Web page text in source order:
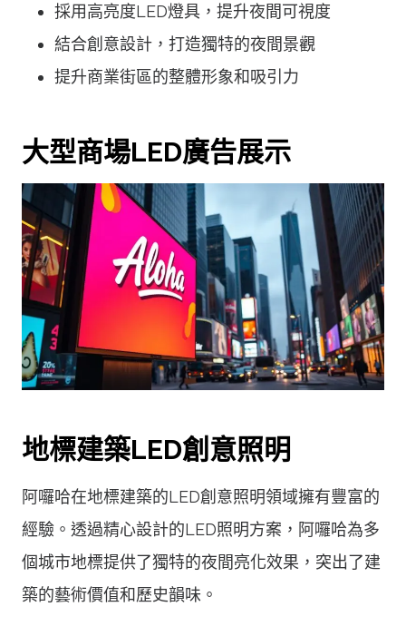
採用高亮度LED燈具，提升夜間可視度
結合創意設計，打造獨特的夜間景觀
提升商業街區的整體形象和吸引力
大型商場LED廣告展示
地標建築LED創意照明
阿囉哈在地標建築的LED創意照明領域擁有豐富的
經驗。透過精心設計的LED照明方案，阿囉哈為多
個城市地標提供了獨特的夜間亮化效果，突出了建
築的藝術價值和歷史韻味。